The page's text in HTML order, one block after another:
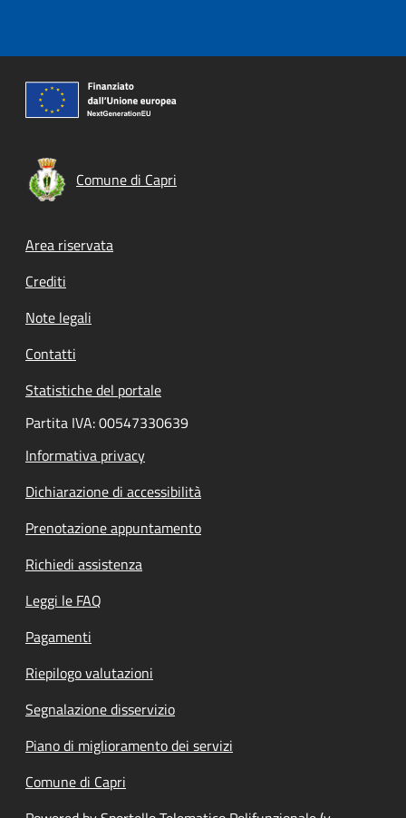
Comune di Capri
Footer menu
Area riservata
Crediti
Note legali
Contatti
Statistiche del portale
Partita IVA: 00547330639
Informativa privacy
Dichiarazione di accessibilità
Prenotazione appuntamento
Richiedi assistenza
Leggi le FAQ
Pagamenti
Riepilogo valutazioni
Segnalazione disservizio
Piano di miglioramento dei servizi
Comune di Capri